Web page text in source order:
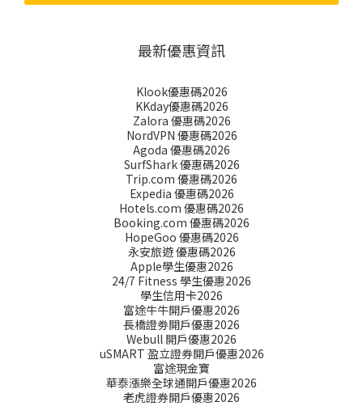
最新優惠資訊
Klook優惠碼2026
KKday優惠碼2026
Zalora 優惠碼2026
NordVPN 優惠碼2026
Agoda 優惠碼2026
SurfShark 優惠碼2026
Trip.com 優惠碼2026
Expedia 優惠碼2026
Hotels.com 優惠碼2026
Booking.com 優惠碼2026
HopeGoo 優惠碼2026
永安旅遊 優惠碼2026
Apple學生優惠2026
24/7 Fitness 學生優惠2026
學生信用卡2026
富途牛牛開戶優惠2026
長橋證劵開戶優惠2026
Webull 開戶優惠2026
uSMART 盈立證券開戶優惠2026
富途現金寶
華泰漲樂全球通開戶優惠2026
老虎證券開戶優惠2026